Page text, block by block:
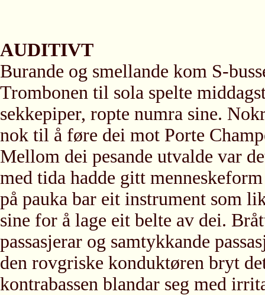
AUDITIVT
Burande og smellande kom S-
Trombonen til sola spelte
sekkepiper, ropte numra sine.
nok til å føre dei mot Porte
Mellom dei pesande utvalde var
med tida hadde gitt
på pauka bar eit instrument som
sine for å lage eit belte av dei.
passasjerar og samtykkande
den rovgriske konduktøren bryt
kontrabassen blandar seg med